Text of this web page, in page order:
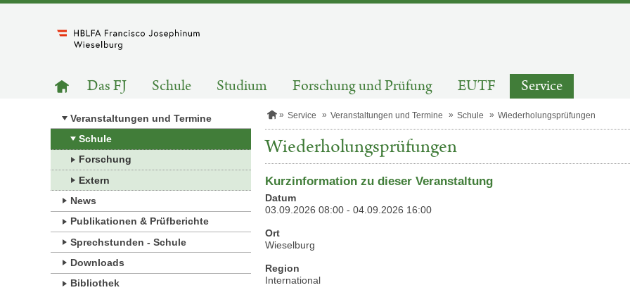
HAUPTNAVIGATION
Zur
Startseite
Das FJ Schule Studium Forschung und Prüfung EUTF Service
Veranstaltungen und Termine
Schule
Forschung
Extern
News
Publikationen & Prüfberichte
Sprechstunden - Schule
Downloads
Bibliothek
S
r
e
i
t
e
Service Veranstaltungen und Termine Schule Wiederholungsprüfungen
Wiederholungsprüfungen
Kurzinformation zu dieser Veranstaltung
Datum
03.09.2026 08:00 - 04.09.2026 16:00
Ort
Wieselburg
Region
International